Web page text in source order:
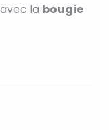
la bougie